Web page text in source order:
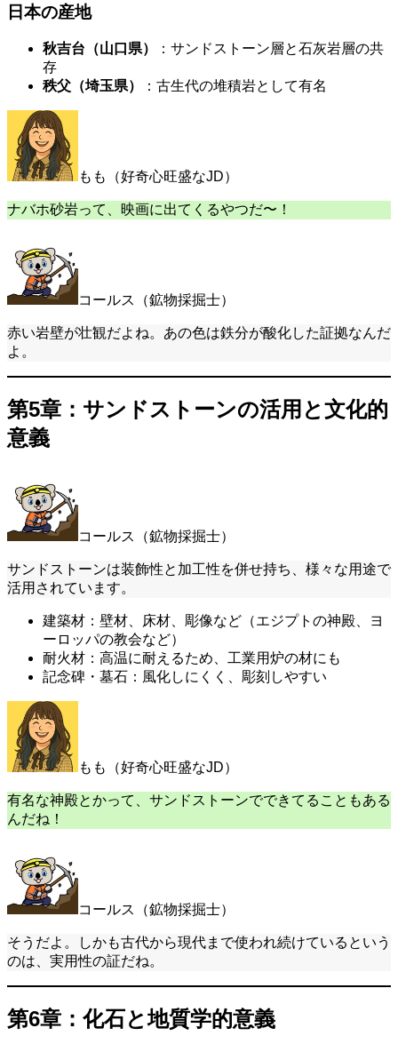
日本の産地
秋吉台（山口県）
：サンドストーン層と石灰岩層の共
存
秩父（埼玉県）
：古生代の堆積岩として有名
もも（好奇心旺盛なJD）
ナバホ砂岩って、映画に出てくるやつだ〜！
コールス（鉱物採掘士）
赤い岩壁が壮観だよね。あの色は鉄分が酸化した証拠なんだ
よ。
第5章：サンドストーンの活用と文化的
意義
コールス（鉱物採掘士）
サンドストーンは装飾性と加工性を併せ持ち、様々な用途で
活用されています。
建築材：壁材、床材、彫像など（エジプトの神殿、ヨ
ーロッパの教会など）
耐火材：高温に耐えるため、工業用炉の材にも
記念碑・墓石：風化しにくく、彫刻しやすい
もも（好奇心旺盛なJD）
有名な神殿とかって、サンドストーンでできてることもある
んだね！
コールス（鉱物採掘士）
そうだよ。しかも古代から現代まで使われ続けているという
のは、実用性の証だね。
第6章：化石と地質学的意義